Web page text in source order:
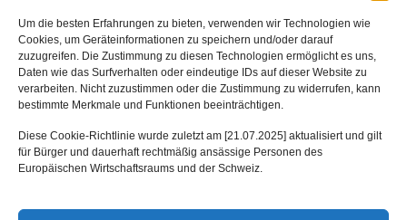
Um die besten Erfahrungen zu bieten, verwenden wir Technologien wie
Cookies, um Geräteinformationen zu speichern und/oder darauf
zuzugreifen. Die Zustimmung zu diesen Technologien ermöglicht es uns,
Daten wie das Surfverhalten oder eindeutige IDs auf dieser Website zu
verarbeiten. Nicht zuzustimmen oder die Zustimmung zu widerrufen, kann
bestimmte Merkmale und Funktionen beeinträchtigen.
Diese Cookie-Richtlinie wurde zuletzt am [21.07.2025] aktualisiert und gilt
für Bürger und dauerhaft rechtmäßig ansässige Personen des
Europäischen Wirtschaftsraums und der Schweiz.
6900 Lugano TI
Schweiz